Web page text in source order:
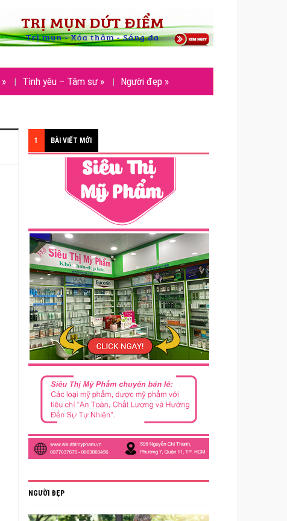
» Tình yêu – Tâm sự » Người đẹp »
1 BÀI VIẾT MỚI
NGƯỜI ĐẸP